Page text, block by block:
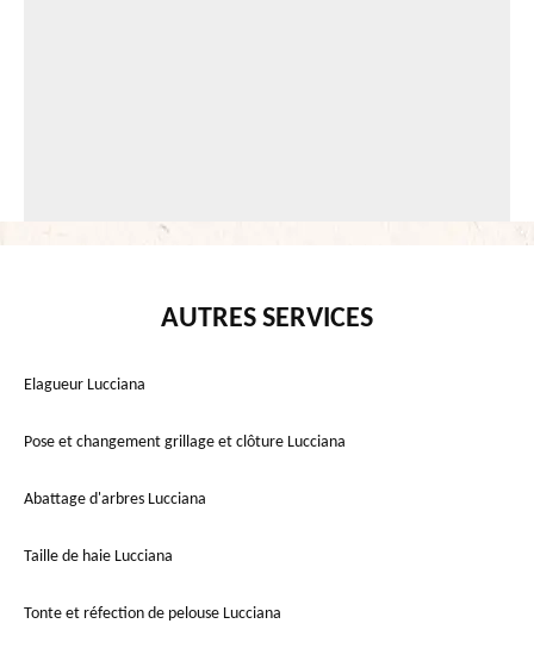
AUTRES SERVICES
Elagueur Lucciana
Pose et changement grillage et clôture Lucciana
Abattage d'arbres Lucciana
Taille de haie Lucciana
Tonte et réfection de pelouse Lucciana